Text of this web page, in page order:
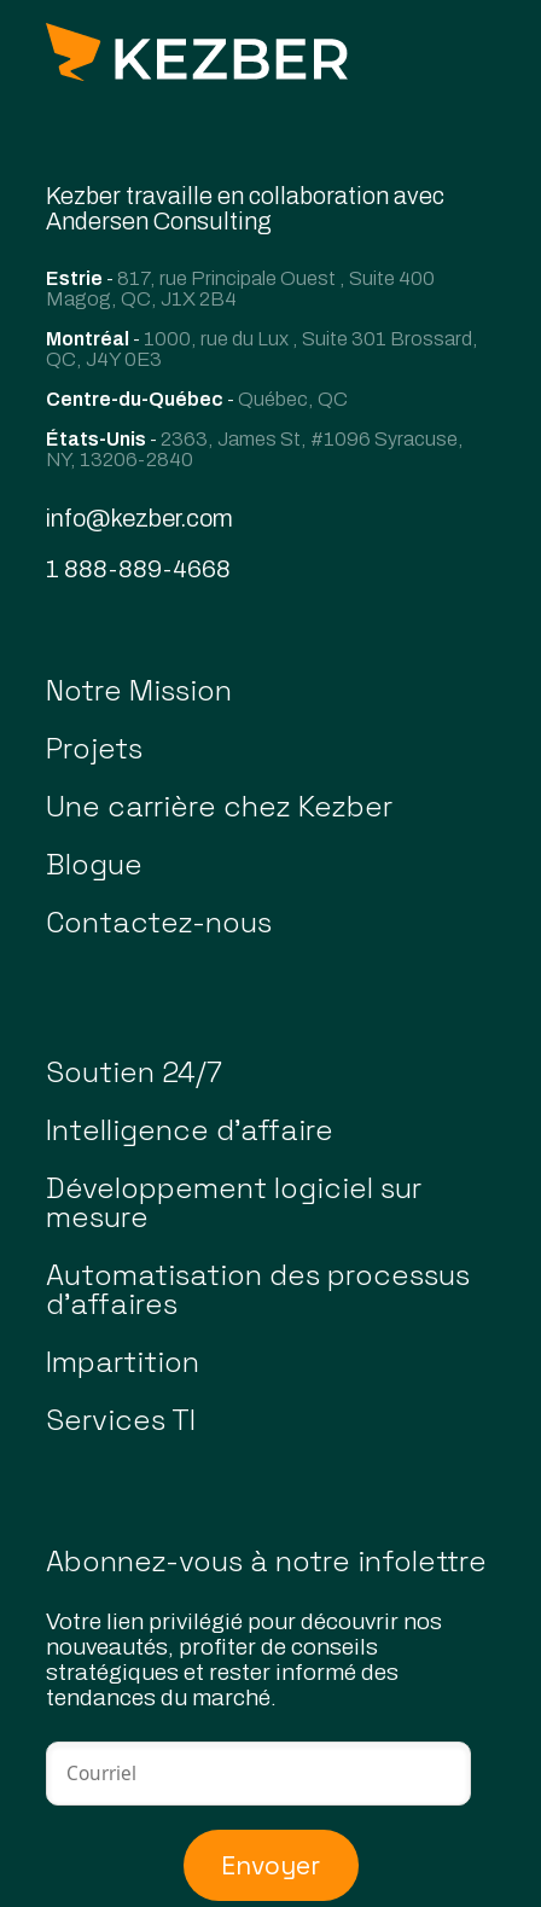
Kezber travaille en collaboration avec
Andersen Consulting
Estrie - 817, rue Principale Ouest , Suite 400
Magog, QC, J1X 2B4
Montréal - 1000, rue du Lux , Suite 301 Brossard,
QC, J4Y 0E3
Centre-du-Québec - Québec, QC
États-Unis - 2363, James St, #1096 Syracuse,
NY, 13206-2840
info@kezber.com
1 888-889-4668
Notre Mission
Projets
Une carrière chez Kezber
Blogue
Contactez-nous
Soutien 24/7
Intelligence d’affaire
Développement logiciel sur
mesure
Automatisation des processus
d’affaires
Impartition
Services TI
Abonnez-vous à notre infolettre
Votre lien privilégié pour découvrir nos
nouveautés, profiter de conseils
stratégiques et rester informé des
tendances du marché.
Envoyer